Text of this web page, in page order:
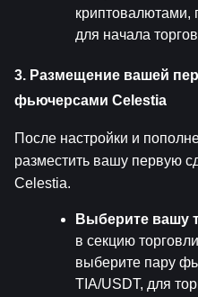
криптовалютами,
для начала
3. Размещение вашей
фьючерсами Celestia
После настройки и
разместить вашу первую
Celestia.
Выберите вашу
в секцию
выберите пару
TIA/USDT, для